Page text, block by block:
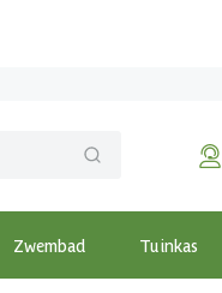
Zwembad Tuinkas